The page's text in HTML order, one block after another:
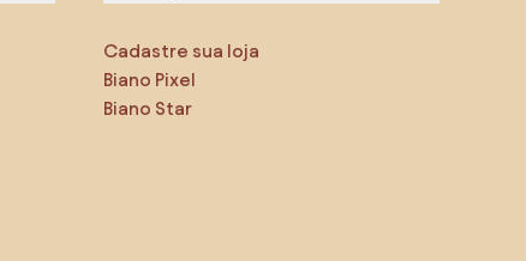
Cadastre sua loja
Biano Pixel
Biano Star